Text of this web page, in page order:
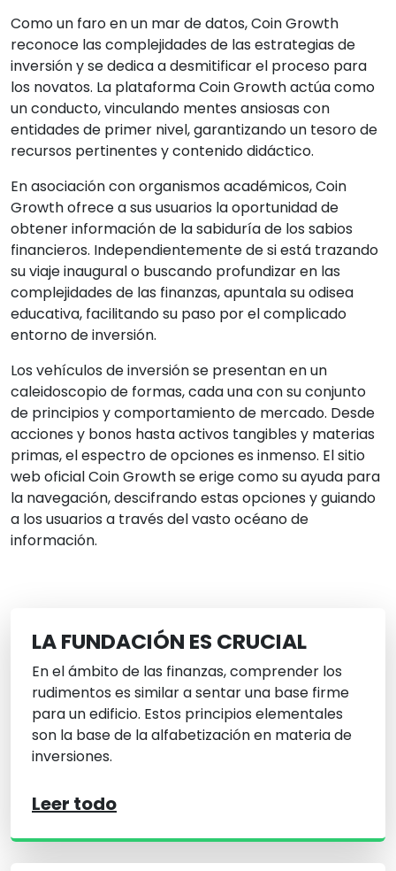
Como un faro en un mar de datos, Coin Growth
reconoce las complejidades de las estrategias de
inversión y se dedica a desmitificar el proceso para
los novatos. La plataforma Coin Growth actúa como
un conducto, vinculando mentes ansiosas con
entidades de primer nivel, garantizando un tesoro de
recursos pertinentes y contenido didáctico.
En asociación con organismos académicos, Coin
Growth ofrece a sus usuarios la oportunidad de
obtener información de la sabiduría de los sabios
financieros. Independientemente de si está trazando
su viaje inaugural o buscando profundizar en las
complejidades de las finanzas, apuntala su odisea
educativa, facilitando su paso por el complicado
entorno de inversión.
Los vehículos de inversión se presentan en un
caleidoscopio de formas, cada una con su conjunto
de principios y comportamiento de mercado. Desde
acciones y bonos hasta activos tangibles y materias
primas, el espectro de opciones es inmenso. El sitio
web oficial Coin Growth se erige como su ayuda para
la navegación, descifrando estas opciones y guiando
a los usuarios a través del vasto océano de
información.
LA FUNDACIÓN ES CRUCIAL
En el ámbito de las finanzas, comprender los
rudimentos es similar a sentar una base firme
para un edificio. Estos principios elementales
son la base de la alfabetización en materia de
inversiones.
Leer todo